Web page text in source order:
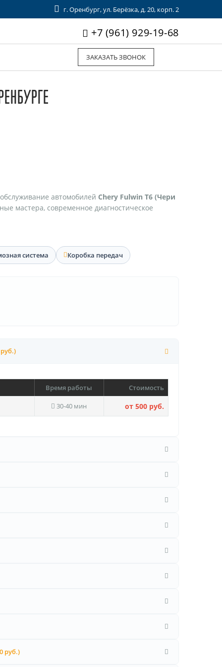
г. Оренбург, ул. Берёзка, д. 20, корп. 2
+7 (961) 929-19-68
ЗАКАЗАТЬ ЗВОНОК
автомобилей Chery Fulwin T6 (Чери
мастера, современное диагностическое
система Коробка передач
Время работы Стоимость
30-40 мин от 500 руб.
руб.)